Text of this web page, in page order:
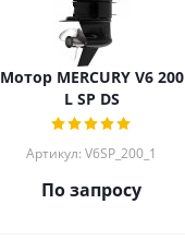
Мотор MERCURY V6 200
L SP DS
Артикул: V6SP_200_1
По запросу